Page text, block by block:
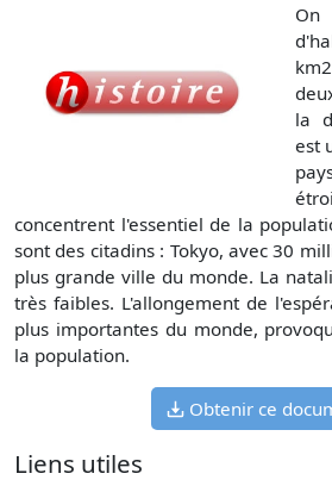
On
la
est
concentrent l'essentiel de la
sont des citadins : Tokyo, avec 30
plus grande ville du monde. La
très faibles. L'allongement de
plus importantes du monde,
la population.
Obtenir ce
Liens utiles